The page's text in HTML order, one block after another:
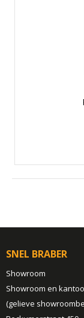
SNEL BRABER
Showroom
Showroom en
(gelieve